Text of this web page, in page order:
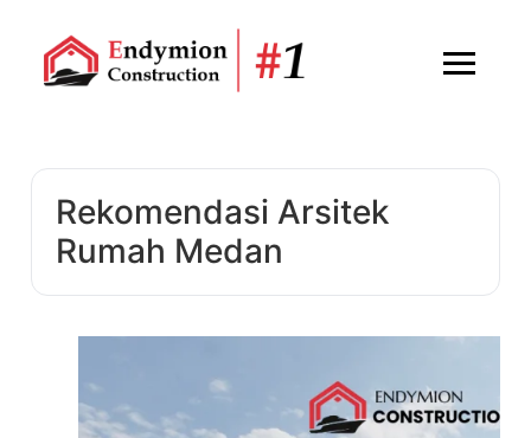
Rekomendasi Arsitek
Rumah Medan